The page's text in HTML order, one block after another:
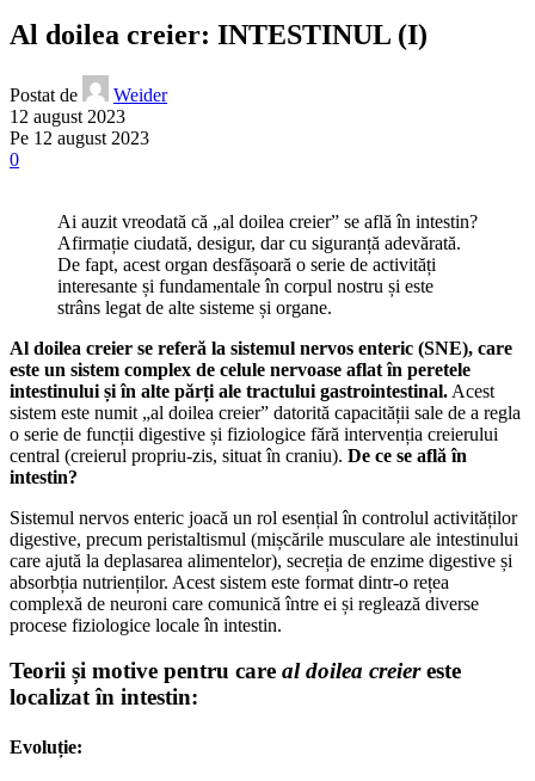
Al doilea creier: INTESTINUL (I)
Postat de
Weider
12 august 2023
Pe 12 august 2023
0
Ai auzit vreodată că „al doilea creier” se află în intestin?
Afirmație ciudată, desigur, dar cu siguranță adevărată.
De fapt, acest organ desfășoară o serie de activități
interesante și fundamentale în corpul nostru și este
strâns legat de alte sisteme și organe.
Al doilea creier se referă la sistemul nervos enteric (SNE), care
este un sistem complex de celule nervoase aflat în peretele
intestinului și în alte părți ale tractului gastrointestinal. Acest
sistem este numit „al doilea creier” datorită capacității sale de a regla
o serie de funcții digestive și fiziologice fără intervenția creierului
central (creierul propriu-zis, situat în craniu). De ce se află în
intestin?
Sistemul nervos enteric joacă un rol esențial în controlul activităților
digestive, precum peristaltismul (mișcările musculare ale intestinului
care ajută la deplasarea alimentelor), secreția de enzime digestive și
absorbția nutrienților. Acest sistem este format dintr-o rețea
complexă de neuroni care comunică între ei și reglează diverse
procese fiziologice locale în intestin.
Teorii și motive pentru care al doilea creiereste
localizat în intestin:
Evoluție: